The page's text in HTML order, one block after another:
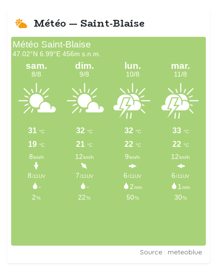
Météo — Saint-Blaise
Source : meteoblue